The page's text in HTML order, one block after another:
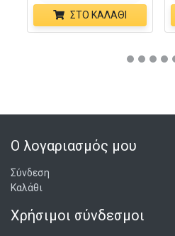
ΣΤΟ ΚΑΛΆΘΙ
Ο λογαριασμός μου
Σύνδεση
Καλάθι
Χρήσιμοι σύνδεσμοι